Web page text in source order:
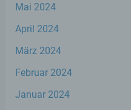
Mai 2024
April 2024
März 2024
Februar 2024
Januar 2024
Markierung
ihre künftige
e) Profiling